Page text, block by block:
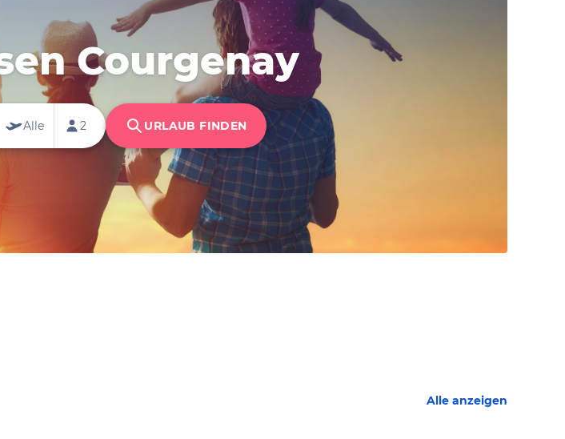
Courgenay
Alle anzeigen